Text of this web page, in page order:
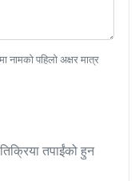
नामको पहिलो अक्षर मात्र
तपाईंको हुन